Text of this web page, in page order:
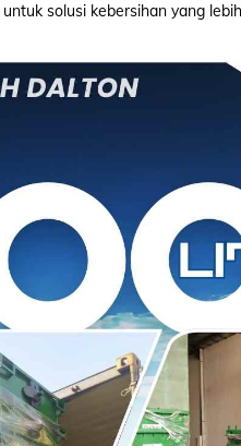
untuk solusi kebersihan yang